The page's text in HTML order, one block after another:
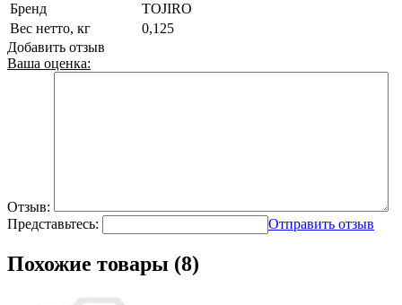
Бренд
TOJIRO
Вес нетто, кг
0,125
Добавить отзыв
Ваша оценка:
Отзыв:
Представьтесь:
Отправить отзыв
Похожие товары (8)